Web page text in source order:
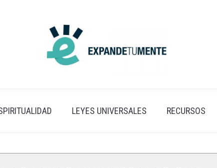
LEYES UNIVERSALES RECURSOS